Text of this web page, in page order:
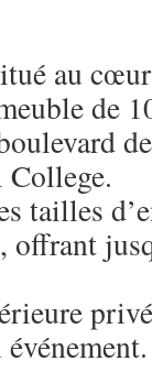
au
de
College.
tailles